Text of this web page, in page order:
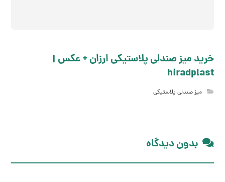
خرید میز صندلی پلاستیکی ارزان + عکس |
hiradplast
میز صندلی پلاستیکی
بدون دیدگاه